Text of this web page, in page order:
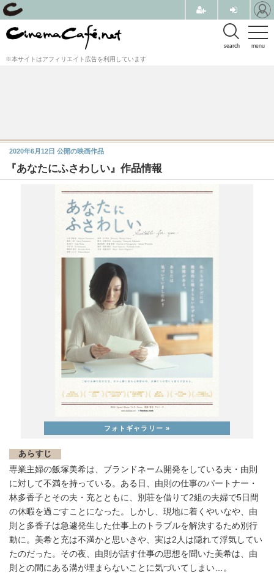
menu
search
※本サイトはアフィリエイト広告を利用しています
『あなたにふさわしい』作品情報
2020年6月12日 公開の映画作品
あらすじ
専業主婦の飯塚美希は、ブランドネーム開発をしている夫・由則
に対して不満を持っている。ある日、由則の仕事のパートナー・
林多香子とその夫・充とともに、別荘を借りて2組の夫婦で5日間
の休暇を過ごすことになった。しかし、現地に着くやいなや、由
則と多香子は急遽発生した仕事上のトラブルを解決するため別行
動に。美希と充は不満かと思いきや、実は2人は隠れて浮気してい
たのだった。その夜、由則が話す仕事の思想を聞いた美希は、由
則との間にある溝が埋まらないことに気づいてしまい…。